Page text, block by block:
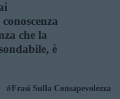
che la
è
Frasi Sulla Consapevolezza